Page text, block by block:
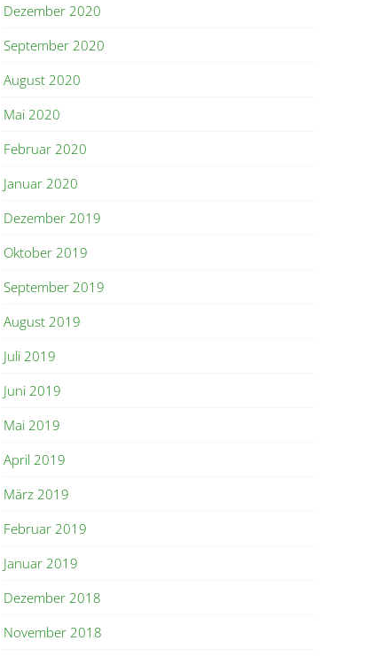
Dezember 2020
September 2020
August 2020
Mai 2020
Februar 2020
Januar 2020
Dezember 2019
Oktober 2019
September 2019
August 2019
Juli 2019
Juni 2019
Mai 2019
April 2019
März 2019
Februar 2019
Januar 2019
Dezember 2018
November 2018